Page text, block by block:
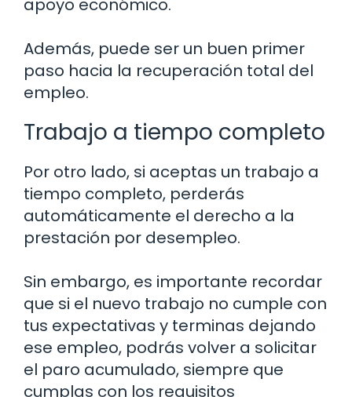
apoyo económico.
Además, puede ser un buen primer
paso hacia la recuperación total del
empleo.
Trabajo a tiempo completo
Por otro lado, si aceptas un trabajo a
tiempo completo, perderás
automáticamente el derecho a la
prestación por desempleo.
Sin embargo, es importante recordar
que si el nuevo trabajo no cumple con
tus expectativas y terminas dejando
ese empleo, podrás volver a solicitar
el paro acumulado, siempre que
cumplas con los requisitos